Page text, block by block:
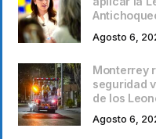
Agosto 6,
Monterrey
seguridad
de los
Agosto 6,